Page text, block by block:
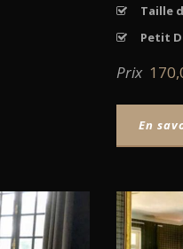
Taille
Petit
Prix
En